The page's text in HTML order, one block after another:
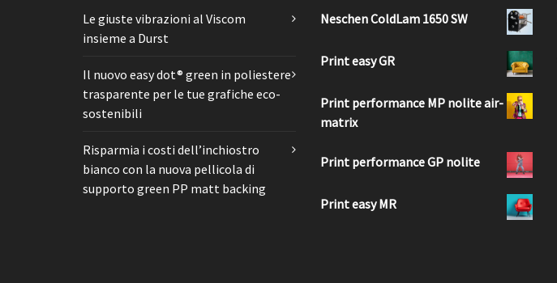
Le giuste vibrazioni al Viscom
insieme a Durst
Il nuovo easy dot® green in poliestere
trasparente per le tue grafiche eco-
sostenibili
Risparmia i costi dell’inchiostro
bianco con la nuova pellicola di
supporto green PP matt backing
Neschen ColdLam 1650 SW
Print easy GR
Print performance MP nolite air-
matrix
Print performance GP nolite
Print easy MR